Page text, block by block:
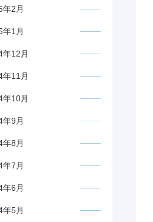
年2月
年1月
年12月
年11月
年10月
年9月
年8月
年7月
年6月
年5月